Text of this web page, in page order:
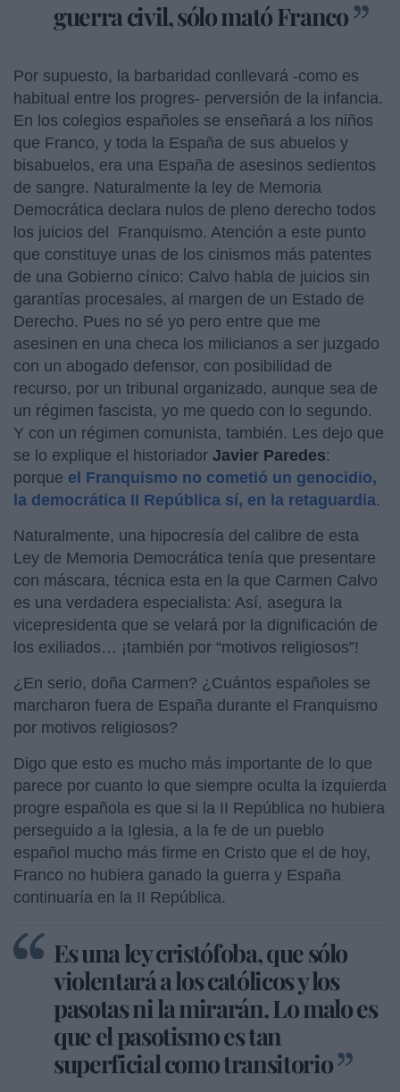
guerra civil, sólo mató Franco
Por supuesto, la barbaridad conllevará -como es
habitual entre los progres- perversión de la infancia.
En los colegios españoles se enseñará a los niños
que Franco, y toda la España de sus abuelos y
bisabuelos, era una España de asesinos sedientos
de sangre. Naturalmente la ley de Memoria
Democrática declara nulos de pleno derecho todos
los juicios del Franquismo. Atención a este punto
que constituye unas de los cinismos más patentes
de una Gobierno cínico: Calvo habla de juicios sin
garantías procesales, al margen de un Estado de
Derecho. Pues no sé yo pero entre que me
asesinen en una checa los milicianos a ser juzgado
con un abogado defensor, con posibilidad de
recurso, por un tribunal organizado, aunque sea de
un régimen fascista, yo me quedo con lo segundo.
Y con un régimen comunista, también. Les dejo que
se lo explique el historiador Javier Paredes:
porque el Franquismo no cometió un genocidio,
la democrática II República sí, en la retaguardia.
Naturalmente, una hipocresía del calibre de esta
Ley de Memoria Democrática tenía que presentare
con máscara, técnica esta en la que Carmen Calvo
es una verdadera especialista: Así, asegura la
vicepresidenta que se velará por la dignificación de
los exiliados… ¡también por “motivos religiosos”!
¿En serio, doña Carmen? ¿Cuántos españoles se
marcharon fuera de España durante el Franquismo
por motivos religiosos?
Digo que esto es mucho más importante de lo que
parece por cuanto lo que siempre oculta la izquierda
progre española es que si la II República no hubiera
perseguido a la Iglesia, a la fe de un pueblo
español mucho más firme en Cristo que el de hoy,
Franco no hubiera ganado la guerra y España
continuaría en la II República.
Es una ley cristófoba, que sólo
violentará a los católicos y los
pasotas ni la mirarán. Lo malo es
que el pasotismo es tan
superficial como transitorio